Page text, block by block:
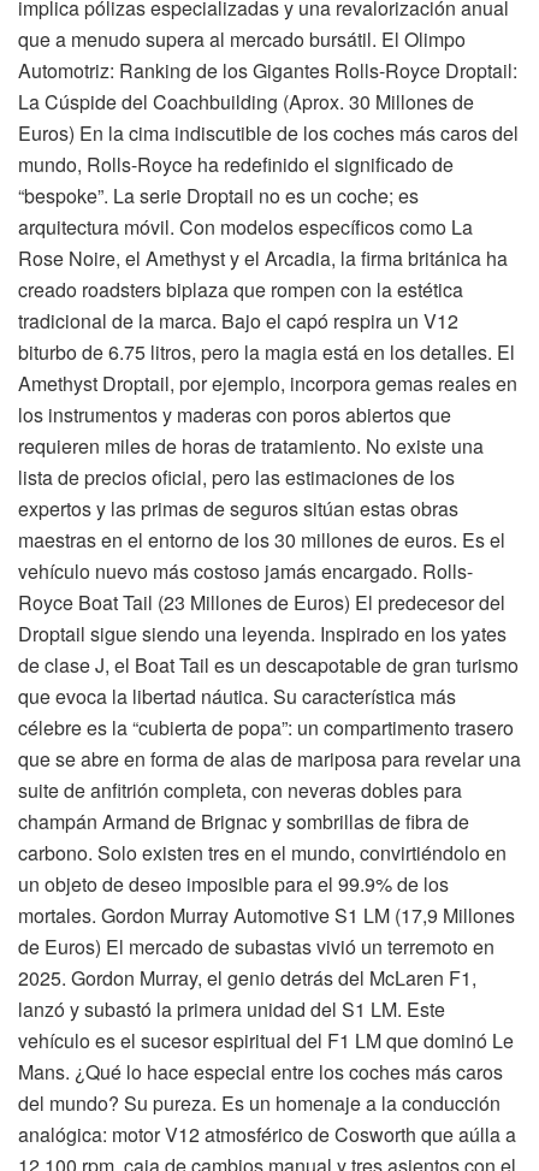
implica pólizas especializadas y una revalorización anual
que a menudo supera al mercado bursátil. El Olimpo
Automotriz: Ranking de los Gigantes Rolls-Royce Droptail:
La Cúspide del Coachbuilding (Aprox. 30 Millones de
Euros) En la cima indiscutible de los coches más caros del
mundo, Rolls-Royce ha redefinido el significado de
“bespoke”. La serie Droptail no es un coche; es
arquitectura móvil. Con modelos específicos como La
Rose Noire, el Amethyst y el Arcadia, la firma británica ha
creado roadsters biplaza que rompen con la estética
tradicional de la marca. Bajo el capó respira un V12
biturbo de 6.75 litros, pero la magia está en los detalles. El
Amethyst Droptail, por ejemplo, incorpora gemas reales en
los instrumentos y maderas con poros abiertos que
requieren miles de horas de tratamiento. No existe una
lista de precios oficial, pero las estimaciones de los
expertos y las primas de seguros sitúan estas obras
maestras en el entorno de los 30 millones de euros. Es el
vehículo nuevo más costoso jamás encargado. Rolls-
Royce Boat Tail (23 Millones de Euros) El predecesor del
Droptail sigue siendo una leyenda. Inspirado en los yates
de clase J, el Boat Tail es un descapotable de gran turismo
que evoca la libertad náutica. Su característica más
célebre es la “cubierta de popa”: un compartimento trasero
que se abre en forma de alas de mariposa para revelar una
suite de anfitrión completa, con neveras dobles para
champán Armand de Brignac y sombrillas de fibra de
carbono. Solo existen tres en el mundo, convirtiéndolo en
un objeto de deseo imposible para el 99.9% de los
mortales. Gordon Murray Automotive S1 LM (17,9 Millones
de Euros) El mercado de subastas vivió un terremoto en
2025. Gordon Murray, el genio detrás del McLaren F1,
lanzó y subastó la primera unidad del S1 LM. Este
vehículo es el sucesor espiritual del F1 LM que dominó Le
Mans. ¿Qué lo hace especial entre los coches más caros
del mundo? Su pureza. Es un homenaje a la conducción
analógica: motor V12 atmosférico de Cosworth que aúlla a